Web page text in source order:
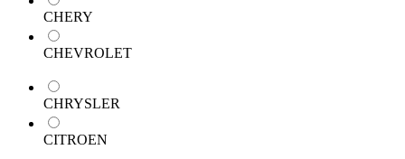
CHERY
CHEVROLET
CHRYSLER
CITROEN